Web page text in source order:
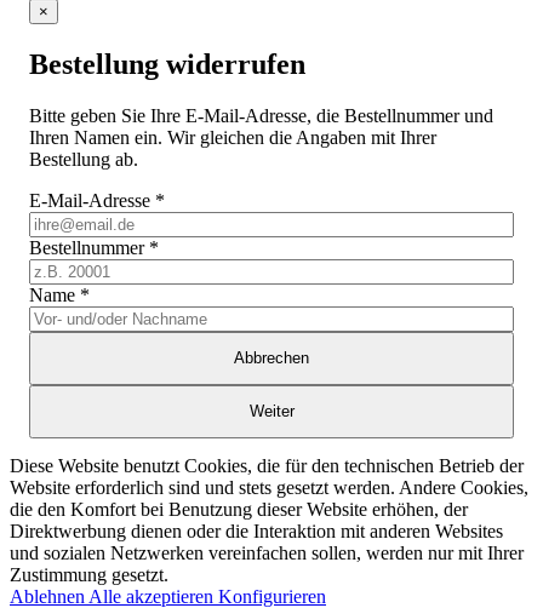
×
Bestellung widerrufen
Bitte geben Sie Ihre E-Mail-Adresse, die Bestellnummer und
Ihren Namen ein. Wir gleichen die Angaben mit Ihrer
Bestellung ab.
E-Mail-Adresse *
Bestellnummer *
Name *
Abbrechen
Weiter
Diese Website benutzt Cookies, die für den technischen Betrieb der
Website erforderlich sind und stets gesetzt werden. Andere Cookies,
die den Komfort bei Benutzung dieser Website erhöhen, der
Direktwerbung dienen oder die Interaktion mit anderen Websites
und sozialen Netzwerken vereinfachen sollen, werden nur mit Ihrer
Zustimmung gesetzt.
Ablehnen Alle akzeptieren Konfigurieren